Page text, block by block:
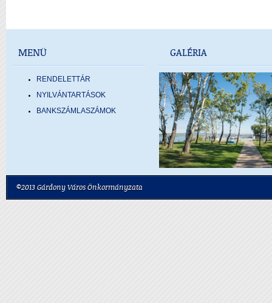
MENÜ
RENDELETTÁR
NYILVÁNTARTÁSOK
BANKSZÁMLASZÁMOK
GALÉRIA
©2013 Gárdony Város Önkormányzata